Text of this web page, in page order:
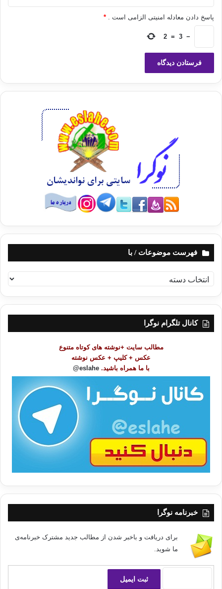
عبادت و انفاق و دیگر اعمال نیک را نداشته باشیم، از این فرصت‏ها
استفاده کنیم.
دنیا
نفس
پاسخ دادن معادله امنیتی الزامی است . *
−
3
=
2
فهرست موضوعات / با
ه
ر
کانال تلگرام نوگرا
مطالب سایت +نوشته های کوتاه متنوع
عکس + کلیپ + عکس نوشته
با ما همراه باشید. eslahe@
خبرنامه نوگرا
برای دریافت و باخبر شدن از مطالب جدید مشترک خبرنامه‌ی
ما شوید.